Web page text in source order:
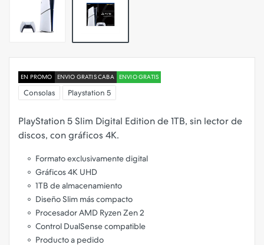
EN PROMO ENVIO GRATIS CABA ENVIO GRATIS
Consolas Playstation 5
PlayStation 5 Slim Digital Edition de 1TB, sin lector de
Formato exclusivamente digital
Gráficos 4K UHD
1TB de almacenamiento
Diseño Slim más compacto
Procesador AMD Ryzen Zen 2
Control DualSense compatible
Producto a pedido